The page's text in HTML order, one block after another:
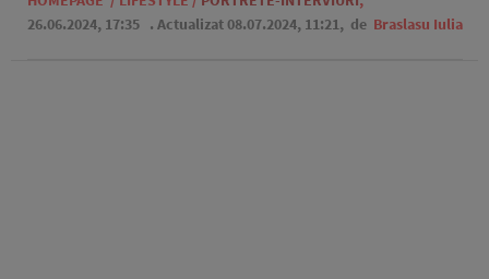
26.06.2024, 17:35 . Actualizat 08.07.2024, 11:21, de Braslasu Iulia